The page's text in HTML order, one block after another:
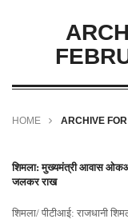
HOME ARCHIVE
शिमला: मुख्यमंत्री आवास
जलकर राख
शिमला/ पीटीआई: राजधानी